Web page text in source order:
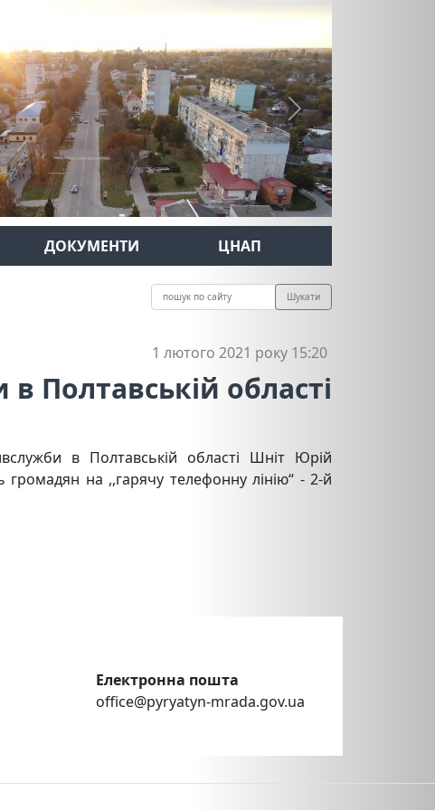
Next
ДОКУМЕНТИ ЦНАП
Шукати
1 лютого 2021 року 15:20
Полтавській області
в Полтавській області Шніт Юрій
на ,,гарячу телефонну лінію“ - 2-й
Електронна пошта
office@pyryatyn-mrada.gov.ua